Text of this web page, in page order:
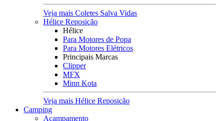
Veja mais Coletes Salva Vidas
Hélice Reposição
Hélice
Para Motores de Popa
Para Motores Elétricos
Principais Marcas
Clipper
MFX
Minn Kota
Veja mais Hélice Reposição
Camping
Acampamento